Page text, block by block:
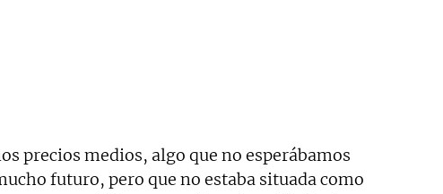
precios medios, algo que no esperábamos
futuro, pero que no estaba situada como